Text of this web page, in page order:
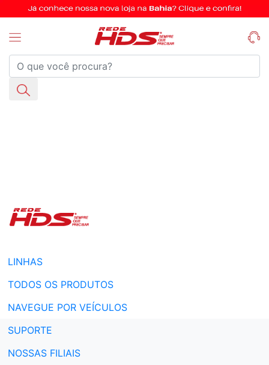
LINHAS
TODOS OS PRODUTOS
NAVEGUE POR VEÍCULOS
SUPORTE
NOSSAS FILIAIS